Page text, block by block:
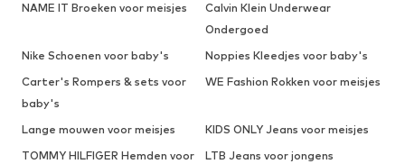
NAME IT Broeken voor meisjes
Calvin Klein Underwear
Ondergoed
Nike Schoenen voor baby's
Noppies Kleedjes voor baby's
Carter's Rompers & sets voor
baby's
WE Fashion Rokken voor meisjes
Lange mouwen voor meisjes
KIDS ONLY Jeans voor meisjes
TOMMY HILFIGER Hemden voor
LTB Jeans voor jongens